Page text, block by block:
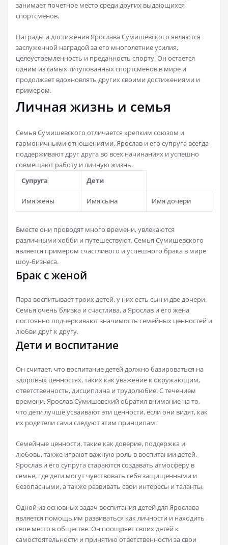
занимает почетное место среди других выдающихся
спортсменов.
Награды и достижения Ярослава Сумишевского являются
заслуженной наградой за его многолетние усилия,
целеустремленность и преданность спорту. Он остается
одним из самых титулованных спортсменов в мире и
продолжает вдохновлять других своими достижениями и
примером.
Личная жизнь и семья
Семья Сумишевского отличается крепким союзом и
гармоничными отношениями. Ярослав и его супруга всегда
поддерживают друг друга во всех начинаниях и успешно
совмещают работу и личную жизнь.
Супруга
Дети
Имя жены Имя сына Имя дочери
Вместе они проводят много времени, увлекаются
различными хобби и путешествуют. Семья Сумишевского
является примером счастливого и успешного брака в мире
шоу-бизнеса.
Брак с женой
Пара воспитывает троих детей, у них есть сын и две дочери.
Семья очень близка и счастлива, а Ярослав и его жена
постоянно подчеркивают значимость семейных ценностей и
любви друг к другу.
Дети и воспитание
Он считает, что воспитание детей должно базироваться на
здоровых ценностях, таких как уважение к окружающим,
ответственность, дисциплина и трудолюбие. С течением
времени, Ярослав Сумишевский обратил внимание на то,
что дети лучше усваивают эти ценности, если они видят, как
их родители сами следуют этим принципам.
Семейные ценности, такие как доверие, поддержка и
любовь, также играют важную роль в воспитании детей.
Ярослав и его супруга стараются создавать атмосферу в
семье, где дети могут чувствовать себя защищенными и
безопасными, а также развивать свои интересы и таланты.
Одной из основных задач воспитания детей для Ярослава
является помощь им развиваться как личности и находить
свое место в обществе. Он поощряет своих детей к
самостоятельности и принятию ответственности за свои